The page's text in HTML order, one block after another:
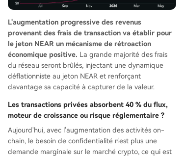
L'augmentation progressive des revenus
provenant des frais de transaction va établir pour
le jeton NEAR un mécanisme de rétroaction
économique positive. La grande majorité des frais
du réseau seront brûlés, injectant une dynamique
déflationniste au jeton NEAR et renforçant
davantage sa capacité à capturer de la valeur.
Les transactions privées absorbent 40 % du flux,
moteur de croissance ou risque réglementaire ?
Aujourd'hui, avec l'augmentation des activités on-
chain, le besoin de confidentialité n'est plus une
demande marginale sur le marché crypto, ce qui est